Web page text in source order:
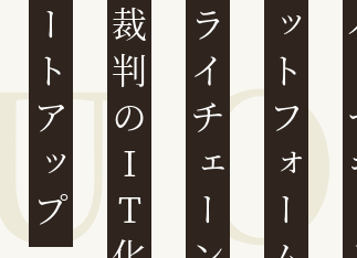
スタートアップ